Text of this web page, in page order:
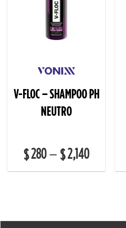
V-FLOC – SHAMPOO PH
NEUTRO
$280– $2,140